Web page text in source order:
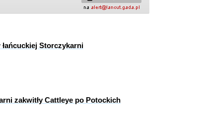
Storczykarni
zakwitły Cattleye po Potockich